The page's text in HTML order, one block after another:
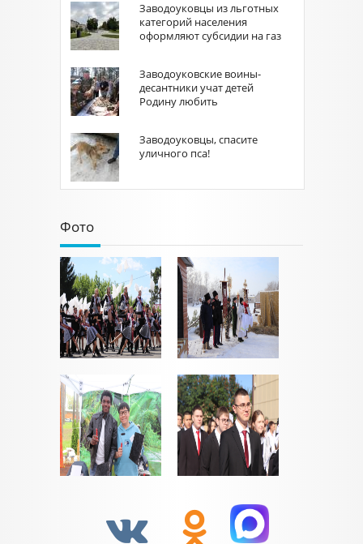
Заводоуковцы из льготных
категорий населения
оформляют субсидии на газ
Заводоуковские воины-
десантники учат детей
Родину любить
Заводоуковцы, спасите
уличного пса!
Фото